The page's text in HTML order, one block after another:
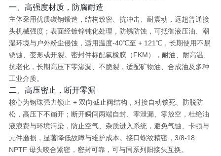
一、高强度材质，防腐耐造
主体采用优质碳钢锻造 ，结构致密、抗冲击、耐震动，远超普通接
头机械强度；表面经镀锌钝化处理 ，防锈防蚀，可抵御液压油、潮
湿环境与户外粉尘侵蚀， 适用温度‑40℃至 + 121℃ ，长期使用不易
锈蚀、变形或开裂。密封件标配氟橡胶（FKM）
，耐油、耐高温、
抗老化，长期高压下零渗漏、不脆裂，适配矿物油、合成油及多种
工业介质。
二、高压密止，断开零漏
核心为钢珠强力锁止 + 双向截止阀结构，对接自动锁死、防脱防
松，高压下不崩开；断开瞬间两端自封、零泄漏、零放空，杜绝油
液浪费与环境污染，防止空气、杂质进入系统， 避免气蚀、卡顿与
元件磨损 ，显著降低故障与维护成本。接口螺纹精密， 3/8‑18
NPTF 母头咬合紧密，密封可靠，可与同系列阳接头互换。